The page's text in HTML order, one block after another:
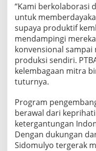
“Kami berkolaborasi
untuk
supaya produktif
mendampingi
konvensional
produksi sendiri.
kelembagaan mitra
tuturnya.
Program
berawal dari
ketergantungan
Dengan dukungan
Sidomulyo tergerak